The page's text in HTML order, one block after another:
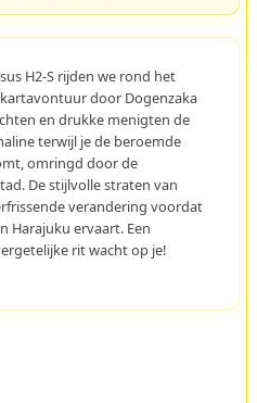
H2-S rijden we rond het
door Dogenzaka
en drukke menigten de
terwijl je de beroemde
omringd door de
De stijlvolle straten van
verandering voordat
Harajuku ervaart. Een
rit wacht op je!